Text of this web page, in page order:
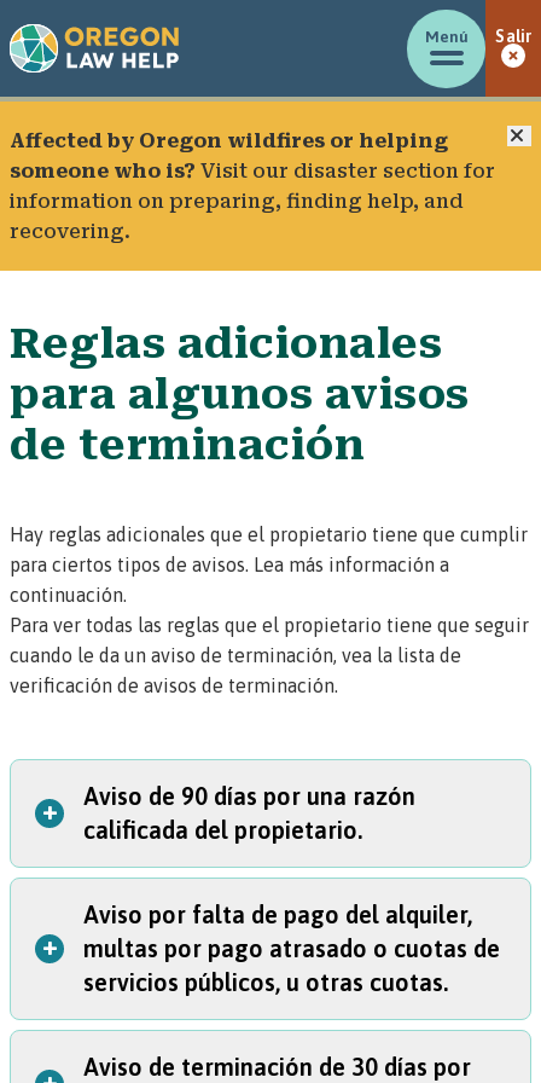
Menú Salir
Affected by Oregon wildfires or helping
someone who is? Visit our disaster section for
information on preparing, finding help, and
recovering.
Reglas adicionales
para algunos avisos
de terminación
Hay reglas adicionales que el propietario tiene que cumplir
para ciertos tipos de avisos. Lea más información a
continuación.
Para ver todas las reglas que el propietario tiene que seguir
cuando le da un aviso de terminación, vea la lista de
verificación de avisos de terminación.
Aviso de 90 días por una razón
calificada del propietario.
+
Si el propietario le pide que su mude debido a unarazón
calificada del propietario, el aviso tiene que incluir:
la razón calificada por la que el propietario quiere que
allí;
Aviso por falta de pago del alquiler,
multas por pago atrasado o cuotas de
servicios públicos, u otras cuotas.
+
El aviso tiene que decir:
Aviso de terminación de 30 días por